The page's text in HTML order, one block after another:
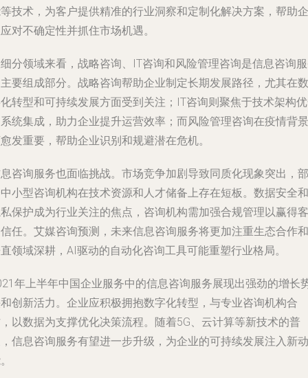
技术，为客户提供精准的行业洞察和定制化解决方案，帮助企
对不确定性并抓住市场机遇。
分领域来看，战略咨询、IT咨询和风险管理咨询是信息咨询
要组成部分。战略咨询帮助企业制定长期发展路径，尤其在数
转型和可持续发展方面受到关注；IT咨询则聚焦于技术架构
统集成，助力企业提升运营效率；而风险管理咨询在疫情背景
发重要，帮助企业识别和规避潜在危机。
咨询服务也面临挑战。市场竞争加剧导致同质化现象突出，部
小型咨询机构在技术资源和人才储备上存在短板。数据安全和
保护成为行业关注的焦点，咨询机构需加强合规管理以赢得客
任。艾媒咨询预测，未来信息咨询服务将更加注重生态合作和
领域深耕，AI驱动的自动化咨询工具可能重塑行业格局。
年上半年中国企业服务中的信息咨询服务展现出强劲的增长
创新活力。企业应积极拥抱数字化转型，与专业咨询机构合
以数据为支撑优化决策流程。随着5G、云计算等新技术的普
信息咨询服务有望进一步升级，为企业的可持续发展注入新动